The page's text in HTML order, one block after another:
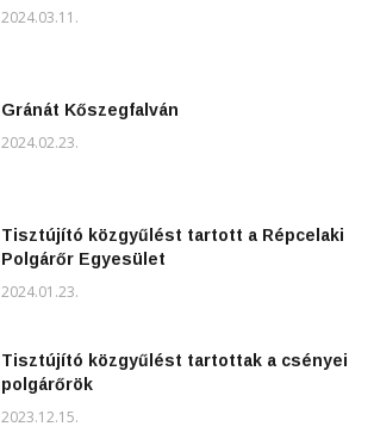
2024.03.11.
Gránát Kőszegfalván
2024.02.23.
Tisztújító közgyűlést tartott a Répcelaki
Polgárőr Egyesület
2024.01.23.
Tisztújító közgyűlést tartottak a csényei
polgárőrök
2023.12.15.